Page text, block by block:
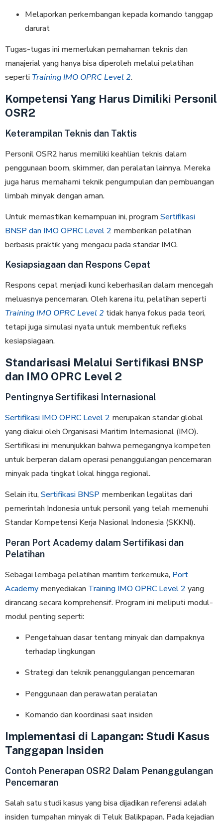
Melaporkan perkembangan kepada komando tanggap
darurat
Tugas-tugas ini memerlukan pemahaman teknis dan
manajerial yang hanya bisa diperoleh melalui pelatihan
seperti Training IMO OPRC Level 2.
Kompetensi Yang Harus Dimiliki Personil
OSR2
Keterampilan Teknis dan Taktis
Personil OSR2 harus memiliki keahlian teknis dalam
penggunaan boom, skimmer, dan peralatan lainnya. Mereka
juga harus memahami teknik pengumpulan dan pembuangan
limbah minyak dengan aman.
Untuk memastikan kemampuan ini, programSertifikasi
BNSP dan IMO OPRC Level 2 memberikan pelatihan
berbasis praktik yang mengacu pada standar IMO.
Kesiapsiagaan dan Respons Cepat
Respons cepat menjadi kunci keberhasilan dalam mencegah
meluasnya pencemaran. Oleh karena itu, pelatihan seperti
Training IMO OPRC Level 2 tidak hanya fokus pada teori,
tetapi juga simulasi nyata untuk membentuk refleks
kesiapsiagaan.
Standarisasi Melalui Sertifikasi BNSP
dan IMO OPRC Level 2
Pentingnya Sertifikasi Internasional
Sertifikasi IMO OPRC Level 2 merupakan standar global
yang diakui oleh Organisasi Maritim Internasional (IMO).
Sertifikasi ini menunjukkan bahwa pemegangnya kompeten
untuk berperan dalam operasi penanggulangan pencemaran
minyak pada tingkat lokal hingga regional.
Selain itu,Sertifikasi BNSP memberikan legalitas dari
pemerintah Indonesia untuk personil yang telah memenuhi
Standar Kompetensi Kerja Nasional Indonesia (SKKNI).
Peran Port Academy dalam Sertifikasi dan
Pelatihan
Sebagai lembaga pelatihan maritim terkemuka, Port
Academy menyediakan Training IMO OPRC Level 2 yang
dirancang secara komprehensif. Program ini meliputi modul-
modul penting seperti:
Pengetahuan dasar tentang minyak dan dampaknya
terhadap lingkungan
Strategi dan teknik penanggulangan pencemaran
Penggunaan dan perawatan peralatan
Komando dan koordinasi saat insiden
Implementasi di Lapangan: Studi Kasus
Tanggapan Insiden
Contoh Penerapan OSR2 Dalam Penanggulangan
Pencemaran
Salah satu studi kasus yang bisa dijadikan referensi adalah
insiden tumpahan minyak di Teluk Balikpapan. Pada kejadian